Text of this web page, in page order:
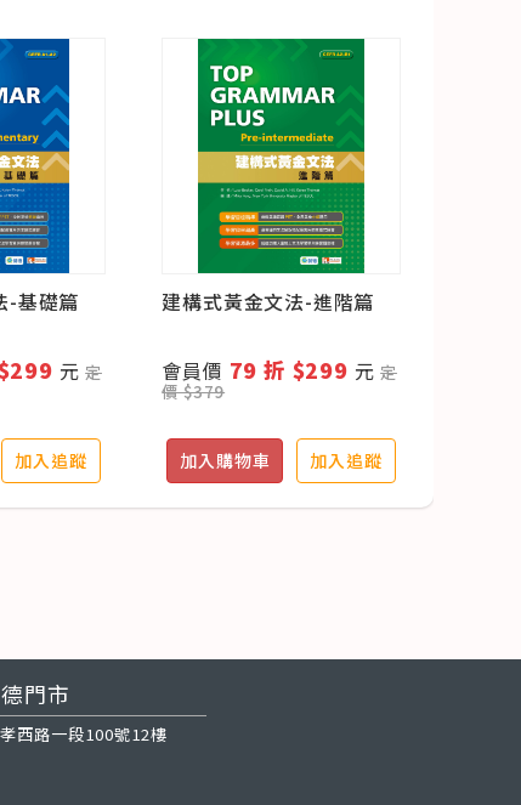
-基礎篇
元定
加入追蹤
建構式黃金文法-進階篇
會員價 79 折 $299 元定
價 $379
加入購物車 加入追蹤
門市
西路一段100號12樓